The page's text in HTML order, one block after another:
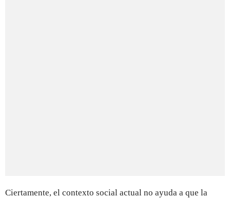
Ciertamente, el contexto social actual no ayuda a que la